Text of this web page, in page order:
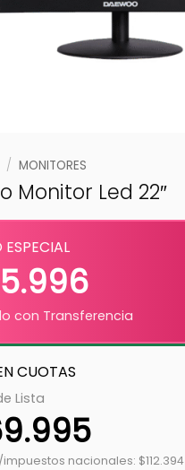
/ MONITORES
Monitor Led 22″
ESPECIAL
con Transferencia
CUOTAS
Lista
nacionales: $112.394